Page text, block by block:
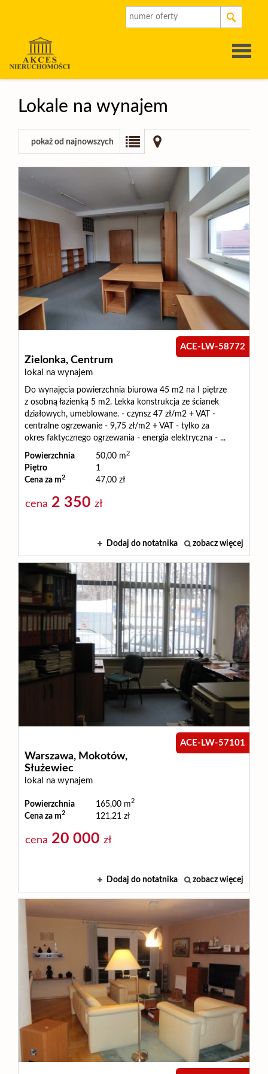
Rynek
Usługi
Kupię
Zamienię
Lokale na wynajem
pokaż od najnowszych
Zielonka, Centrum
lokal na wynajem
ACE-LW-58772
Do wynajęcia powierzchnia biurowa 45 m2 na I piętrze
z osobną łazienką 5 m2. Lekka konstrukcja ze ścianek
działowych, umeblowane. - czynsz 47 zł/m2 + VAT -
centralne ogrzewanie - 9,75 zł/m2 + VAT - tylko za
okres faktycznego ogrzewania - energia elektryczna - ...
Powierzchnia 50,00 m2
Piętro
1
Cena za m2 47,00 zł
cena 2 350 zł
Dodaj do notatnika zobacz więcej
Warszawa, Mokotów,
Służewiec
lokal na wynajem
ACE-LW-57101
Powierzchnia 165,00 m2
Cena za m2 121,21 zł
cena 20 000 zł
Dodaj do notatnika zobacz więcej